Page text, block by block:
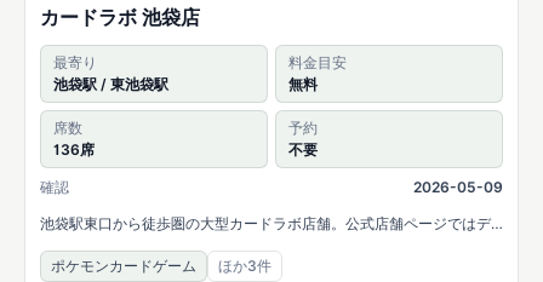
カードラボ 池袋店
最寄り
池袋駅 / 東池袋駅
料金目安
無料
席数
136席
予約
不要
確認
2026-05-09
池袋駅東口から徒歩圏の大型カードラボ店舗。公式店舗ページではデ
ュエルスペース136席と、複数タイトルの販売・買取を案内していま
す。
ポケモンカードゲーム ほか3件